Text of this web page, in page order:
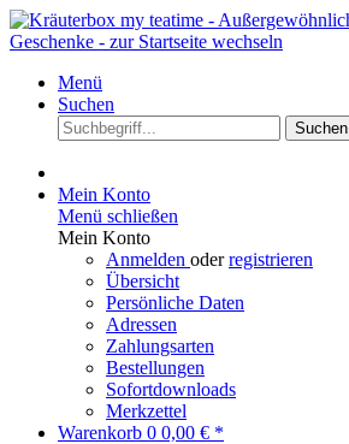
Menü
Suchen
Suchen
Mein Konto
Menü schließen
Mein Konto
Anmelden oderregistrieren
Übersicht
Persönliche Daten
Adressen
Zahlungsarten
Bestellungen
Sofortdownloads
Merkzettel
Warenkorb 0 0,00 € *